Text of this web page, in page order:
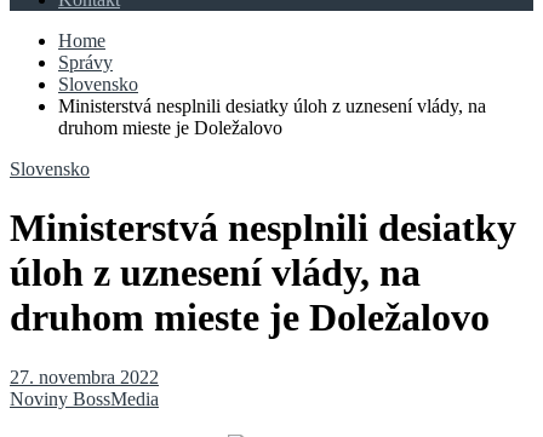
Home
Správy
Slovensko
Ministerstvá nesplnili desiatky úloh z uznesení vlády, na
druhom mieste je Doležalovo
Slovensko
Ministerstvá nesplnili desiatky
úloh z uznesení vlády, na
druhom mieste je Doležalovo
27. novembra 2022
Noviny BossMedia